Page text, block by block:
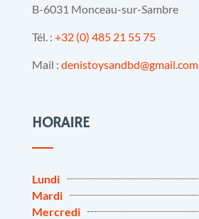
B-6031 Monceau-sur-Sambre
Tél. : +32 (0) 485 21 55 75
Mail : denistoysandbd@gmail.com
HORAIRE
Lundi
Mardi
Mercredi